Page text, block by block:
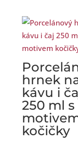
hrnek
kávu i
250 ml s
kočičky